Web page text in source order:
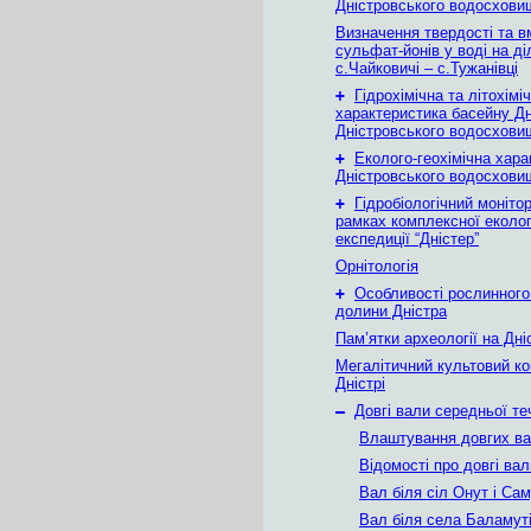
Дністровського
Визначення твердості та
сульфат-йонів у воді на
с.Чайковичі – с.Тужанівці
+
Гідрохімічна та
характеристика басейну
Дністровського
+
Еколого-геохімічна
Дністровського
+
Гідробіологічний
рамках комплексної
експедиції “Дністер”
Орнітологія
+ Особливості
долини Дністра
Пам’ятки археології на
Мегалітичний культовий
Дністрі
– Довгі вали середньої
Влаштування довгих
Відомості про довгі
Вал біля сіл Онут і
Вал біля села